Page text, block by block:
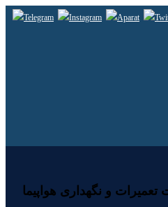
و نگهداری هواپیما